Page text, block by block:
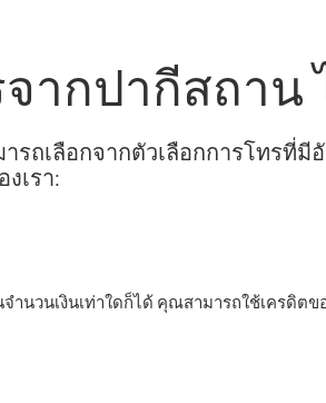
ากปากีสถาน
ถเลือกจากตัวเลือกการโทรที่
งเรา:
ำนวนเงินเท่าใดก็ได้ คุณสามารถใช้เครดิต